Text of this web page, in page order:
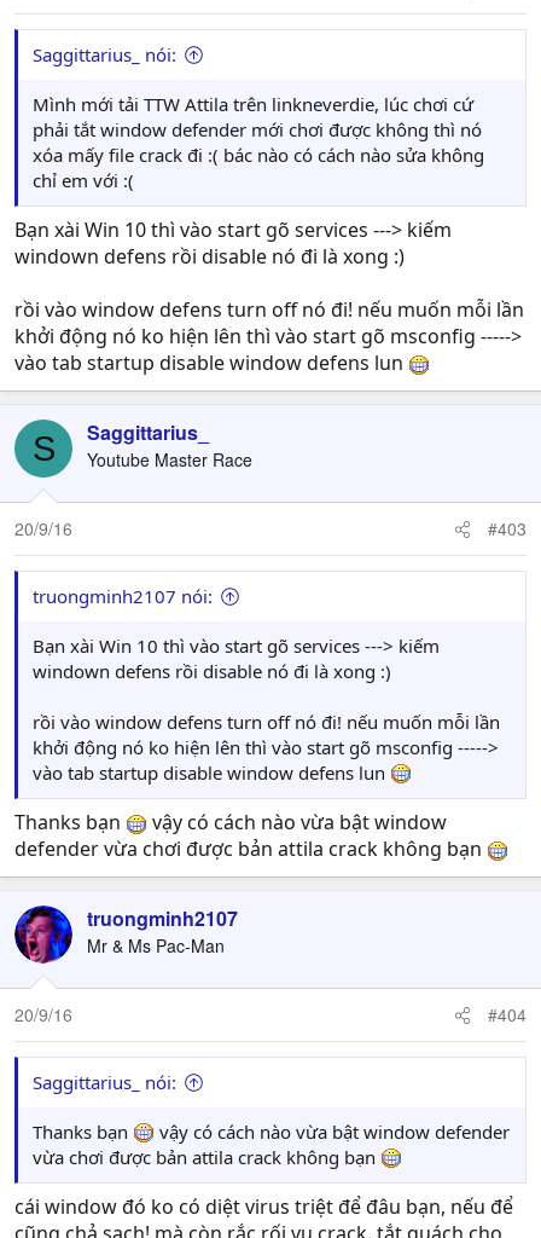
Saggittarius_ nói:
Mình mới tải TTW Attila trên linkneverdie, lúc chơi cứ
phải tắt window defender mới chơi được không thì nó
xóa mấy file crack đi :( bác nào có cách nào sửa không
chỉ em với :(
Bạn xài Win 10 thì vào start gõ services ---> kiếm
windown defens rồi disable nó đi là xong :)
rồi vào window defens turn off nó đi! nếu muốn mỗi lần
khởi động nó ko hiện lên thì vào start gõ msconfig ----->
vào tab startup disable window defens lun
S Saggittarius_
Youtube Master Race
20/9/16 #403
truongminh2107 nói:
Bạn xài Win 10 thì vào start gõ services ---> kiếm
windown defens rồi disable nó đi là xong :)
rồi vào window defens turn off nó đi! nếu muốn mỗi lần
khởi động nó ko hiện lên thì vào start gõ msconfig ----->
vào tab startup disable window defens lun
Thanks bạn
vậy có cách nào vừa bật window
defender vừa chơi được bản attila crack không bạn
truongminh2107
Mr & Ms Pac-Man
20/9/16 #404
Saggittarius_ nói:
Thanks bạn
vậy có cách nào vừa bật window defender
vừa chơi được bản attila crack không bạn
cái window đó ko có diệt virus triệt để đâu bạn, nếu để